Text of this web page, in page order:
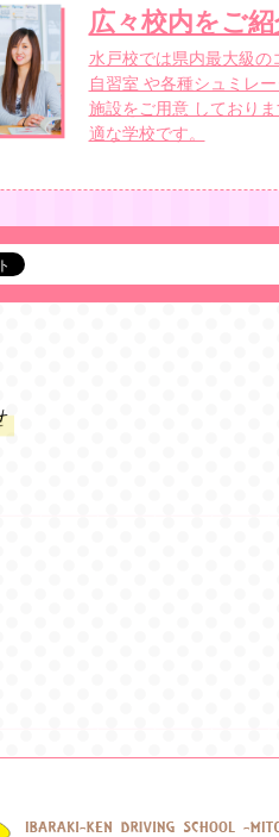
広々校内をご紹
水戸校では県内最大級の
自習室 や各種シュミレ
施設をご用意 しており
適な学校です。